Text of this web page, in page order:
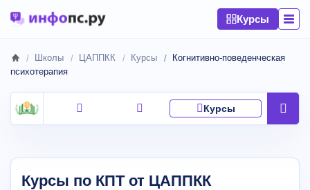
Курсы
Школы ЦАППКК Курсы
Когнитивно-поведенческая
психотерапия
Курсы по КПТ от ЦАППКК
Курсы